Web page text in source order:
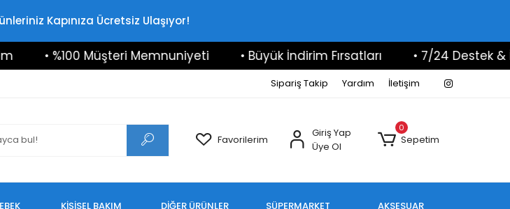
Kapınıza Ücretsiz Ulaşıyor!
• %100 Müşteri Memnuniyeti • Büyük İndirim Fırsatları • 7/24 Destek &
Sipariş Takip Yardım İletişim
Favorilerim
Giriş Yap
Üye Ol
0
Sepetim
KİŞİSEL BAKIM DİĞER ÜRÜNLER SÜPERMARKET AKSESUAR